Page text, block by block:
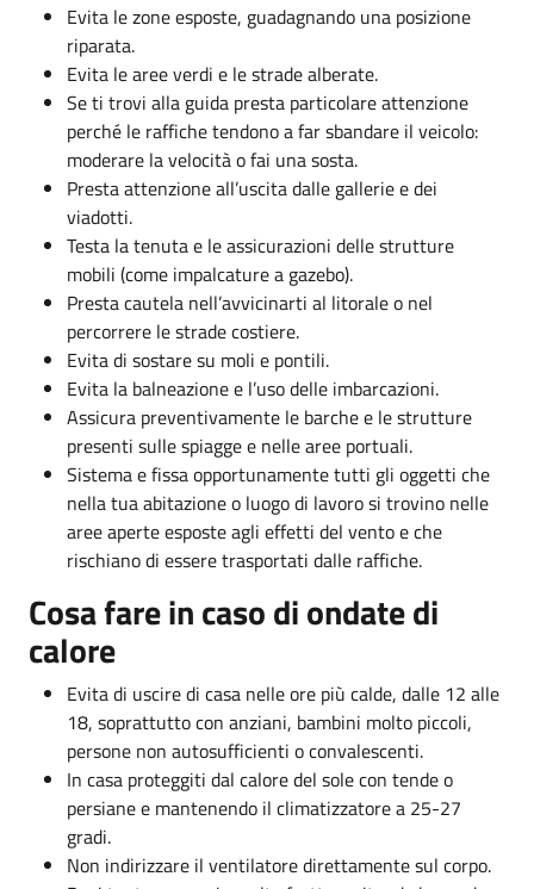
Evita le zone esposte, guadagnando una posizione
riparata.
Evita le aree verdi e le strade alberate.
Se ti trovi alla guida presta particolare attenzione
perché le raffiche tendono a far sbandare il veicolo:
moderare la velocità o fai una sosta.
Presta attenzione all’uscita dalle gallerie e dei
viadotti.
Testa la tenuta e le assicurazioni delle strutture
mobili (come impalcature a gazebo).
Presta cautela nell’avvicinarti al litorale o nel
percorrere le strade costiere.
Evita di sostare su moli e pontili.
Evita la balneazione e l’uso delle imbarcazioni.
Assicura preventivamente le barche e le strutture
presenti sulle spiagge e nelle aree portuali.
Sistema e fissa opportunamente tutti gli oggetti che
nella tua abitazione o luogo di lavoro si trovino nelle
aree aperte esposte agli effetti del vento e che
rischiano di essere trasportati dalle raffiche.
Cosa fare in caso di ondate di
calore
Evita di uscire di casa nelle ore più calde, dalle 12 alle
18, soprattutto con anziani, bambini molto piccoli,
persone non autosufficienti o convalescenti.
In casa proteggiti dal calore del sole con tende o
persiane e mantenendo il climatizzatore a 25-27
gradi.
Non indirizzare il ventilatore direttamente sul corpo.